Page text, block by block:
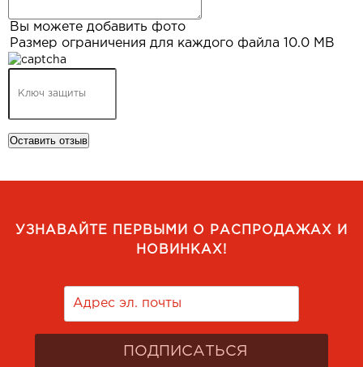
Вы можете добавить фото
Размер ограничения для каждого файла 10.0 MB
Оставить отзыв
УЗНАВАЙТЕ ПЕРВЫМИ О РАСПРОДАЖАХ И
НОВИНКАХ!